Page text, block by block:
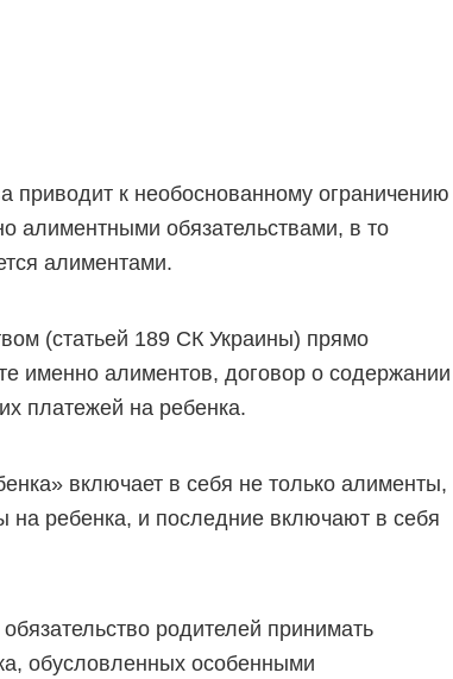
приводит к необоснованному ограничению
алиментными обязательствами, в то
алиментами.
(статьей 189 СК Украины) прямо
именно алиментов, договор о содержании
платежей на ребенка.
включает в себя не только алименты,
ребенка, и последние включают в себя
родителей принимать
обусловленных особенными